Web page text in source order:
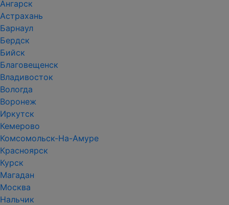
Ангарск
Астрахань
Барнаул
Бердск
Бийск
Благовещенск
Владивосток
Вологда
Воронеж
Иркутск
Кемерово
Комсомольск-На-Амуре
Красноярск
Курск
Магадан
Москва
Нальчик